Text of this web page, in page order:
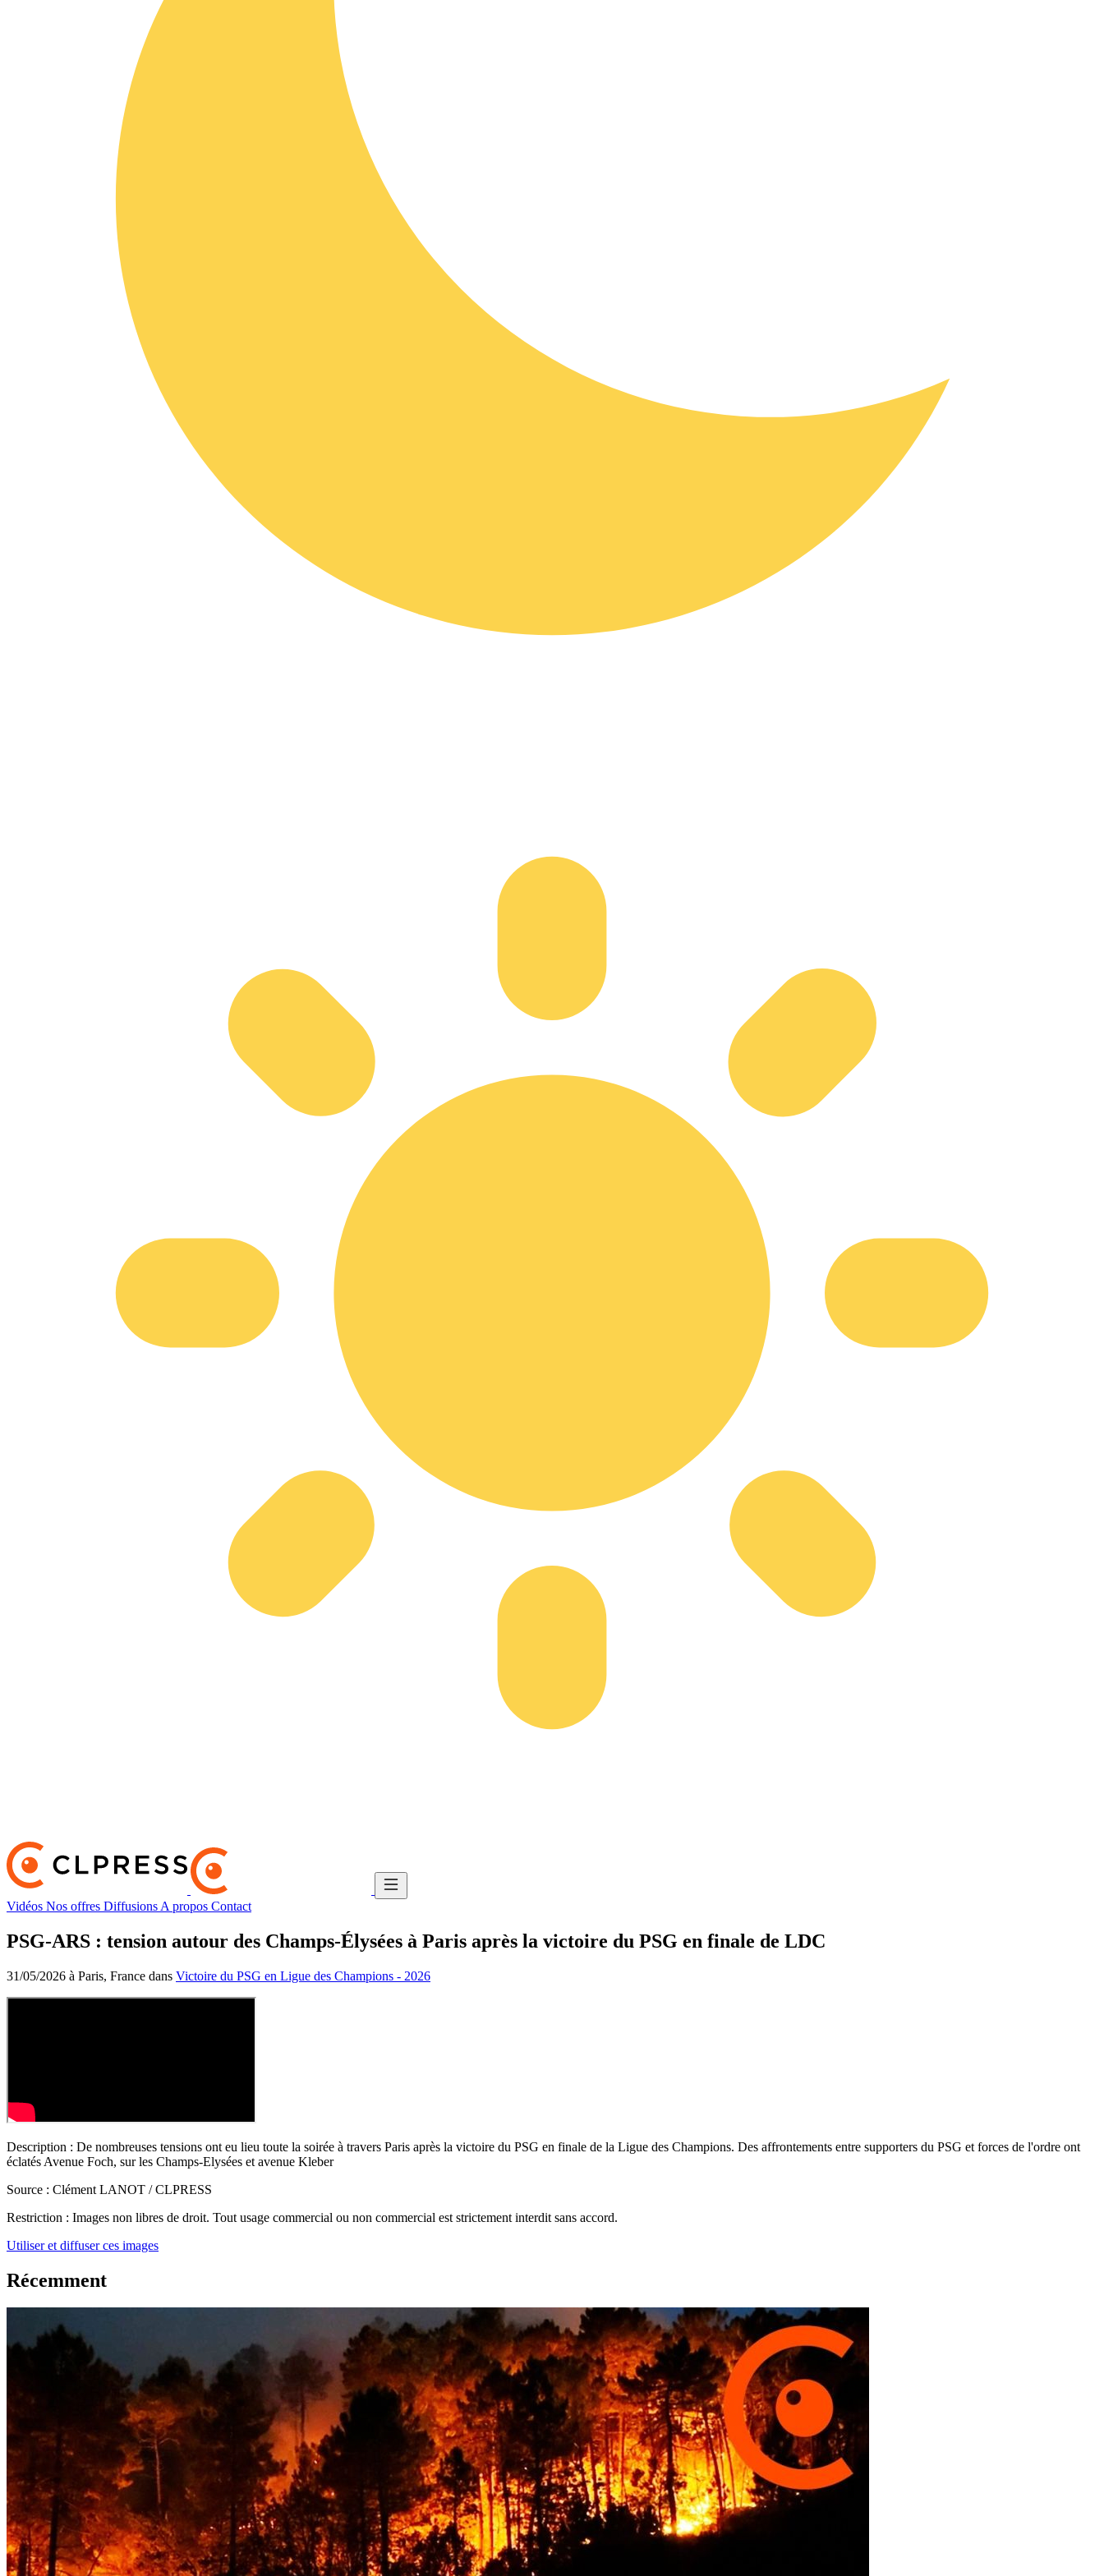
Vidéos Nos offres Diffusions A propos Contact
PSG-ARS : tension autour des Champs-Élysées à Paris après la victoire du PSG en finale de LDC
31/05/2026 à Paris, France dans Victoire du PSG en Ligue des Champions - 2026
Description : De nombreuses tensions ont eu lieu toute la soirée à travers Paris après la victoire du PSG en finale de la Ligue des Champions. Des affrontements entre supporters du PSG et forces de l'ordre ont
éclatés Avenue Foch, sur les Champs-Elysées et avenue Kleber
Source : Clément LANOT / CLPRESS
Restriction : Images non libres de droit. Tout usage commercial ou non commercial est strictement interdit sans accord.
Utiliser et diffuser ces images
Récemment